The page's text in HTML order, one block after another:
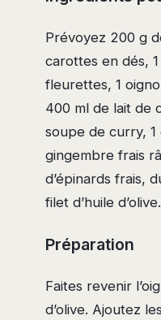
Prévoyez 200 g
carottes en dés,
fleurettes, 1
400 ml de lait de
soupe de curry,
gingembre frais
d’épinards frais,
filet d’huile d’olive.
Préparation
Faites revenir
d’olive. Ajoutez